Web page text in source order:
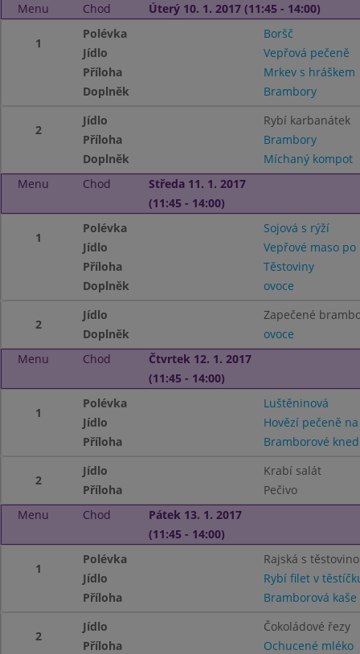
Menu
Chod Úterý 10. 1. 2017 (11:45 - 14:00)
1
Polévka
Boršč
Jídlo
Vepřová pečeně
Příloha
Mrkev s hráškem
Doplněk
Brambory
2
Jídlo
Rybí karbanátek
Příloha
Brambory
Doplněk
Míchaný kompot
Menu
Chod
Středa 11. 1. 2017
(11:45 - 14:00)
1
Polévka
Sojová s rýží
Jídlo
Vepřové maso
Příloha
Těstoviny
Doplněk
ovoce
2
Jídlo
Zapečené
Doplněk
ovoce
Menu
Chod
Čtvrtek 12. 1. 2017
(11:45 - 14:00)
1
Polévka
Luštěninová
Jídlo
Hovězí pečeně
Příloha
Bramborové
2
Jídlo
Krabí salát
Příloha
Pečivo
Menu
Chod
Pátek 13. 1. 2017
(11:45 - 14:00)
1
Polévka
Rajská s
Jídlo
Rybí filet v
Příloha
Bramborová kaše
2
Jídlo
Čokoládové řezy
Příloha
Ochucené mléko